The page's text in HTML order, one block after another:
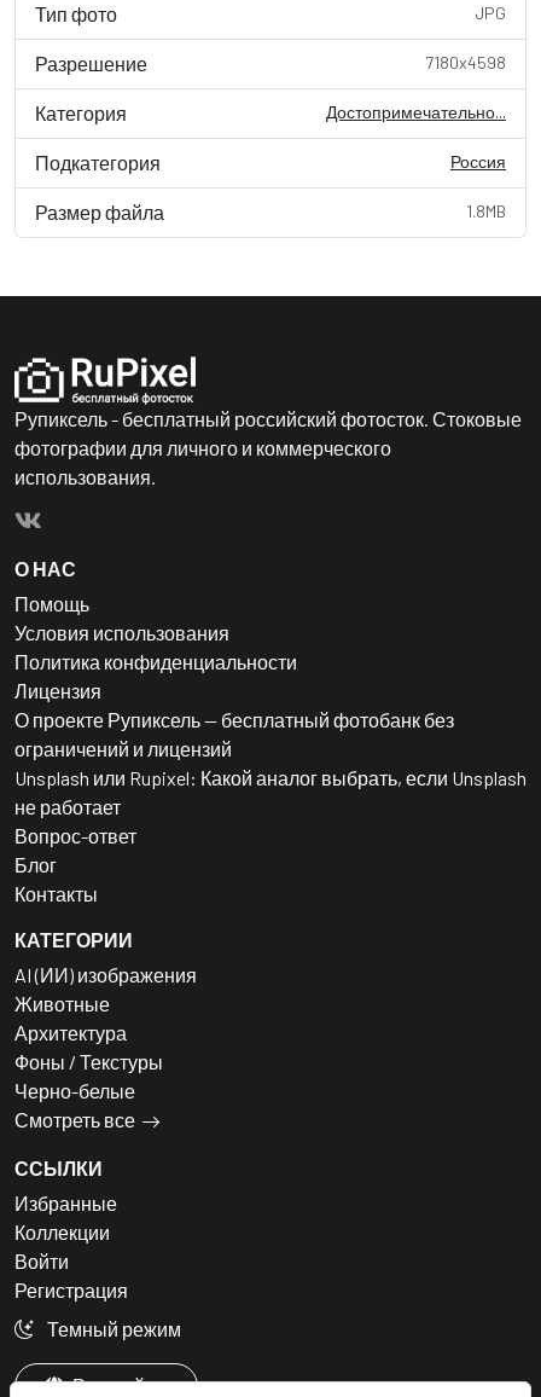
Тип фото JPG
Разрешение 7180x4598
Категория Достопримечательно...
Подкатегория Россия
Размер файла 1.8MB
Рупиксель - бесплатный российский фотосток. Стоковые
фотографии для личного и коммерческого
использования.
О НАС
Помощь
Условия использования
Политика конфиденциальности
Лицензия
О проекте Рупиксель — бесплатный фотобанк без
ограничений и лицензий
Unsplash или Rupixel: Какой аналог выбрать, если Unsplash
не работает
Вопрос-ответ
Блог
Контакты
КАТЕГОРИИ
AI (ИИ) изображения
Животные
Архитектура
Фоны / Текстуры
Черно-белые
Смотреть все
ССЫЛКИ
Избранные
Коллекции
Войти
Регистрация
Темный режим
Русский